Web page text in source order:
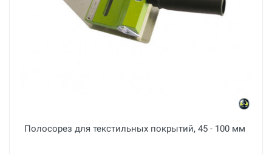
Полосорез для текстильных покрытий, 45 - 100 мм